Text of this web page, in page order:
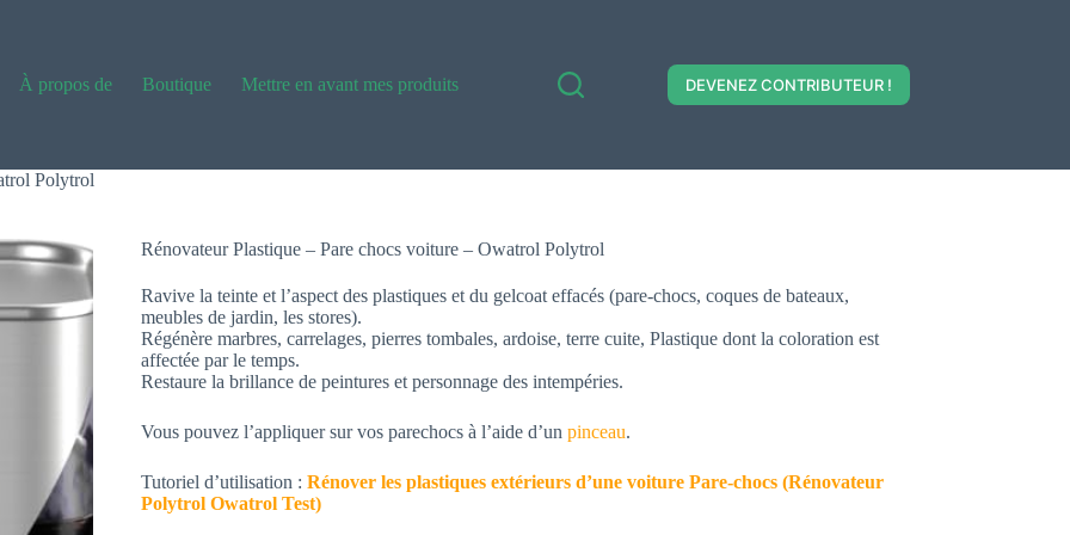
À propos de Boutique Mettre en avant mes produits DEVENEZ CONTRIBUTEUR !
Polytrol
Rénovateur Plastique – Pare chocs voiture – Owatrol Polytrol
Ravive la teinte et l’aspect des plastiques et du gelcoat effacés (pare-chocs, coques de bateaux,
meubles de jardin, les stores).
Régénère marbres, carrelages, pierres tombales, ardoise, terre cuite, Plastique dont la coloration est
affectée par le temps.
Restaure la brillance de peintures et personnage des intempéries.
Vous pouvez l’appliquer sur vos parechocs à l’aide d’unpinceau.
Tutoriel d’utilisation :Rénover les plastiques extérieurs d’une voiture Pare-chocs (Rénovateur
Polytrol Owatrol Test)